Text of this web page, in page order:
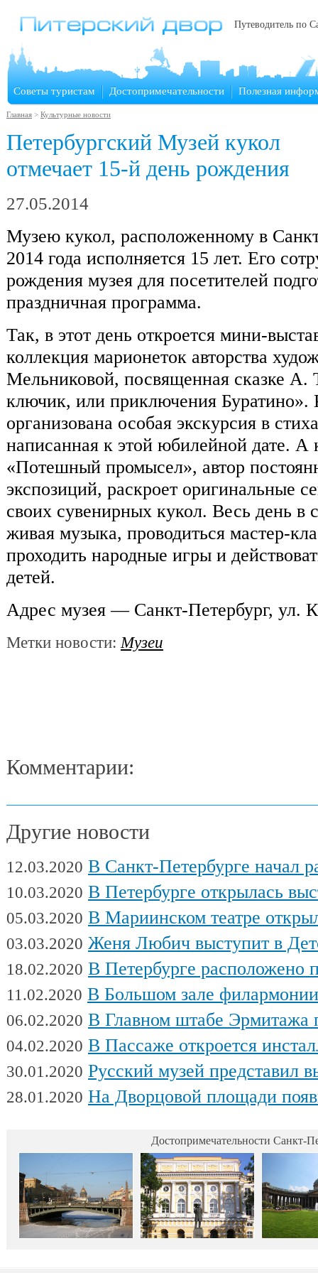
Путеводитель по
Советы туристам Достопримечательности Полезная
Главная > Культурные новости
Петербургский Музей кукол
отмечает 15-й день рождения
27.05.2014
Музею кукол, расположенному в
2014 года исполняется 15 лет. Его
рождения музея для посетителей
праздничная программа.
Так, в этот день откроется мини-
коллекция марионеток авторства
Мельниковой, посвященная сказке А.
ключик, или приключения Буратино».
организована особая экскурсия в
написанная к этой юбилейной дате. А
«Потешный промысел», автор
экспозиций, раскроет оригинальные
своих сувенирных кукол. Весь день в
живая музыка, проводиться мастер-
проходить народные игры и
детей.
Адрес музея — Санкт-Петербург, ул.
Метки новости:Музеи
Комментарии:
Другие новости
12.03.2020 В Санкт-Петербурге начал работу
10.03.2020 В Петербурге открылась выставка
05.03.2020 В Мариинском театре открылся
03.03.2020 Женя Любич выступит в Детском театре
18.02.2020 В Петербурге расположено
11.02.2020 В Большом зале филармонии
06.02.2020 В Главном штабе Эрмитажа пройдет
04.02.2020 В Пассаже откроется
30.01.2020 Русский музей представил
28.01.2020 На Дворцовой площади появилась интерактивная выставка военной техники,
Достопримечательности Санкт-